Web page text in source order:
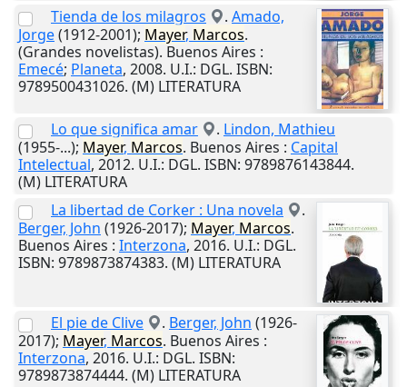
Tienda de los milagros . Amado,
Jorge(1912-2001); Mayer, Marcos.
(Grandes novelistas). Buenos Aires :
Emecé; Planeta, 2008. U.I.: DGL. ISBN:
9789500431026. (M) LITERATURA
Lo que significa amar . Lindon, Mathieu
(1955-...); Mayer, Marcos. Buenos Aires : Capital
Intelectual, 2012. U.I.: DGL. ISBN: 9789876143844.
(M) LITERATURA
La libertad de Corker : Una novela
.
Berger, John (1926-2017); Mayer, Marcos.
Buenos Aires : Interzona, 2016. U.I.: DGL.
ISBN: 9789873874383. (M) LITERATURA
El pie de Clive . Berger, John (1926-
2017); Mayer, Marcos. Buenos Aires :
Interzona, 2016. U.I.: DGL. ISBN:
9789873874444. (M) LITERATURA